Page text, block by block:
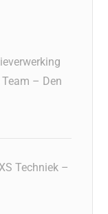
– Den
Techniek –